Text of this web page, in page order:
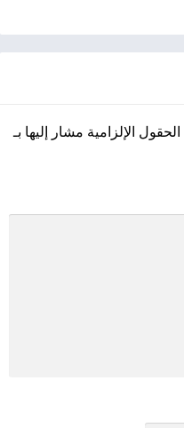
الحقول الإلزامية مشار إليها بـ